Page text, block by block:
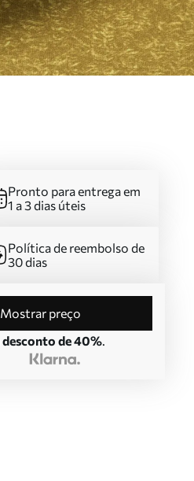
Pronto para entrega em
1 a 3 dias úteis
Política de reembolso de
30 dias
Mostrar preço
desconto de 40%.